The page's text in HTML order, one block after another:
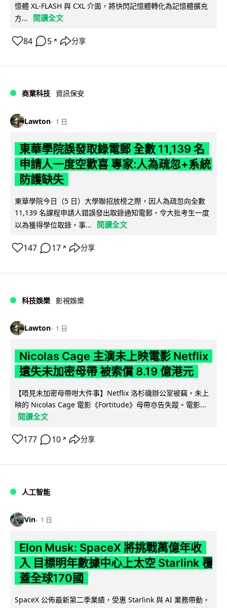
憶體 XL-FLASH 與 CXL 介面，將快閃記憶體轉化為記憶體擴充
方...
閱讀全文
84 5 ↗ 分享
商業科技 資訊保安
Lawton 1 日
東華學院誤發取錄電郵 全數 11,139 名
申請人一度空歡喜 專家:人為疏忽+系統
防護缺失
東華學院今日（5 日）大學聯招放榜之際，因人為疏忽向全數
11,139 名課程申請人錯誤發出取錄通知電郵，令大批考生一度
以為獲得學位取錄，事...
閱讀全文
147 17 ↗ 分享
科技娛樂 影視娛樂
Lawton 1 日
Nicolas Cage 主演未上映電影 Netflix
遺失未加密母帶 被索償 8.19 億港元
【唔見未加密母帶咁大件事】Netflix 洛杉磯辦公室被竊，未上
映的 Nicolas Cage 電影《Fortitude》母帶亦告失蹤。電影...
閱讀全文
177 10 ↗ 分享
人工智能
Vin 1 日
Elon Musk: SpaceX 將挑戰萬億年收
入 目標明年數據中心上太空 Starlink 覆
蓋全球170國
SpaceX 公佈最新第二季業績，受惠 Starlink 與 AI 業務帶動，